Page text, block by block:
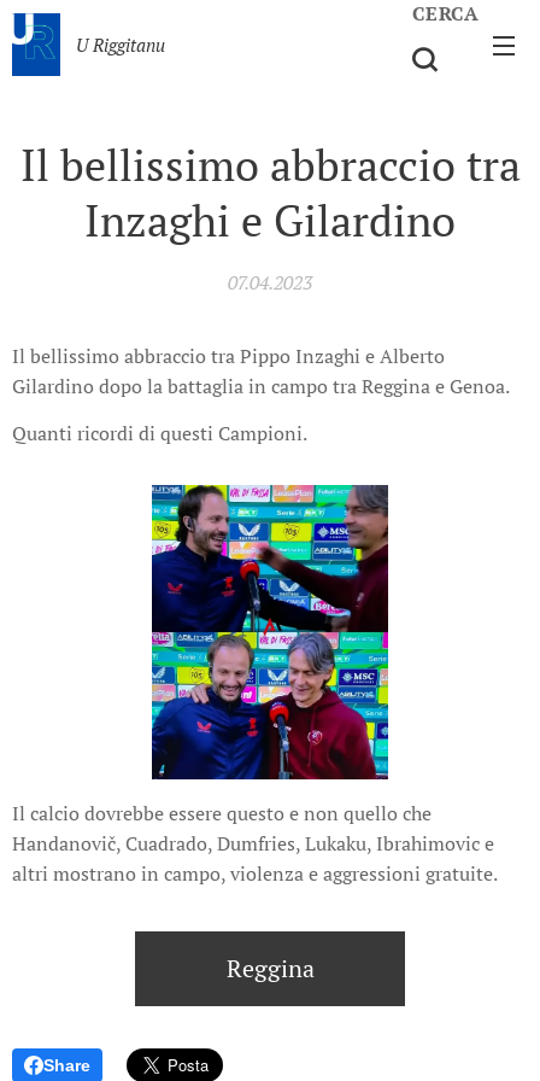
U Riggitanu
CERCA
Il bellissimo abbraccio tra
Inzaghi e Gilardino
07.04.2023
Il bellissimo abbraccio tra Pippo Inzaghi e Alberto
Gilardino dopo la battaglia in campo tra Reggina e Genoa.
Quanti ricordi di questi Campioni.
Il calcio dovrebbe essere questo e non quello che
Handanovič, Cuadrado, Dumfries, Lukaku, Ibrahimovic e
altri mostrano in campo, violenza e aggressioni gratuite.
Reggina
Share